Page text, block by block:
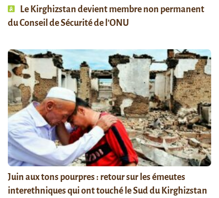
Le Kirghizstan devient membre non permanent
du Conseil de Sécurité de l’ONU
Juin aux tons pourpres : retour sur les émeutes
interethniques qui ont touché le Sud du Kirghizstan